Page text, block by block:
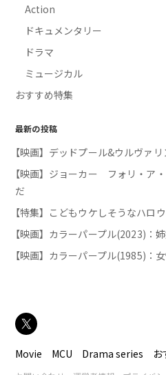
Action
ドキュメンタリー
ドラマ
ミュージカル
おすすめ特集
最新の投稿
【映画】デッドプール&ウルヴァ
【映画】ジョーカー フォリ・ア
だ
【特集】こどもウケしそうなハロ
【映画】カラーパープル(2023)：
【映画】カラーパープル(1985)：
Movie MCU Drama series お